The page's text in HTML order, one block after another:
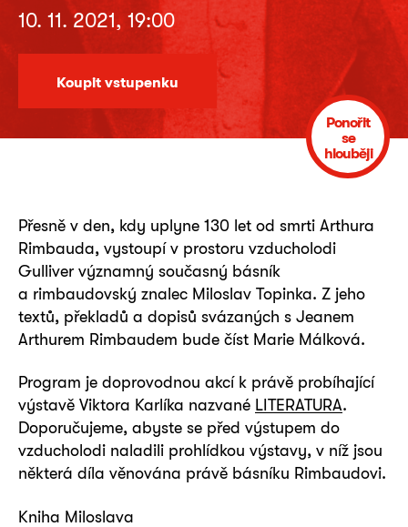
10. 11. 2021, 19:00
Koupit vstupenku
Ponořit
se
hlouběji
Přesně v den, kdy uplyne 130 let od smrti Arthura
Rimbauda, vystoupí v prostoru vzducholodi
Gulliver významný současný básník
a rimbaudovský znalec Miloslav Topinka. Z jeho
textů, překladů a dopisů svázaných s Jeanem
Arthurem Rimbaudem bude číst Marie Málková.
Program je doprovodnou akcí k právě probíhající
výstavě Viktora Karlíka nazvané LITERATURA.
Doporučujeme, abyste se před výstupem do
vzducholodi naladili prohlídkou výstavy, v níž jsou
některá díla věnována právě básníku Rimbaudovi.
Kniha Miloslava